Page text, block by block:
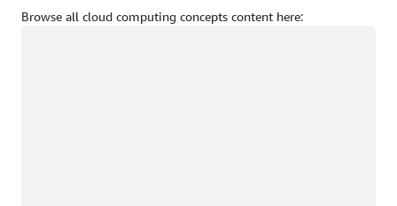
Browse all cloud computing concepts content here: